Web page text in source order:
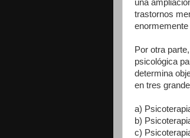
una
trastornos
Por otra
psicológica
determina
en tres
a)
b)
c)